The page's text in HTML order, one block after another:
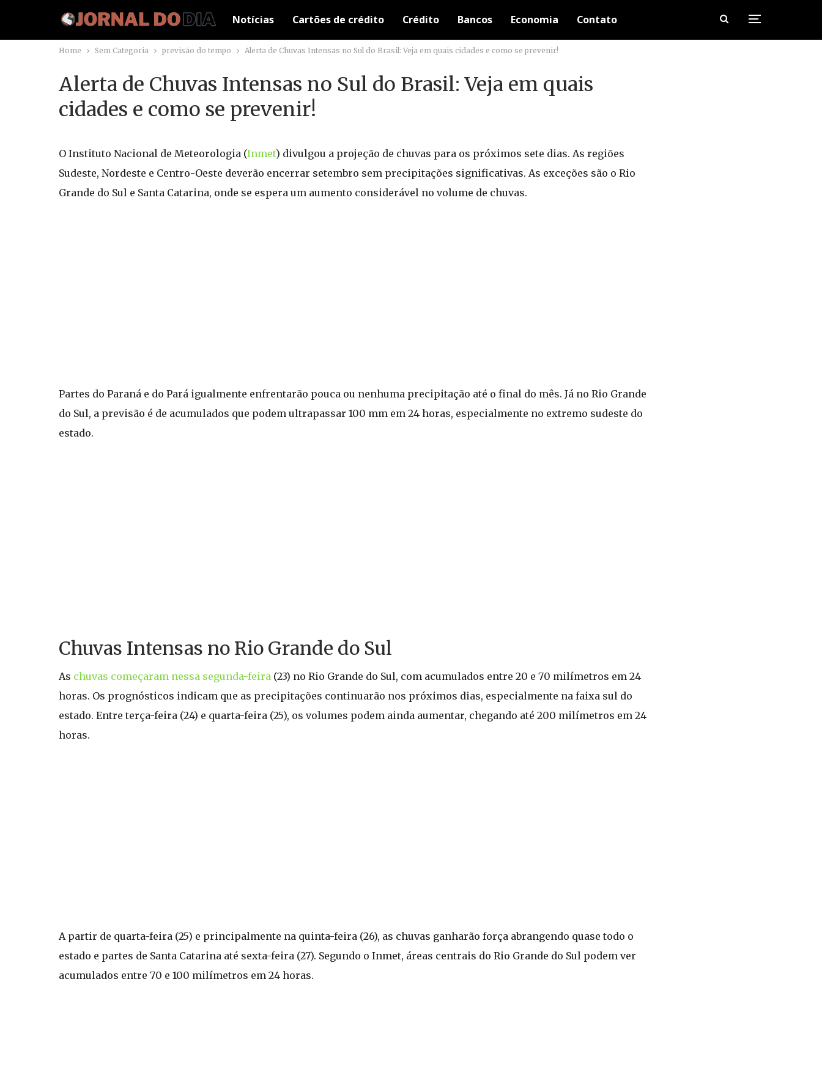
Notícias Cartões de crédito Crédito Bancos Economia Contato
Home Sem Categoria previsão do tempo Alerta de Chuvas Intensas no Sul do Brasil: Veja em quais cidades e como se prevenir!
Alerta de Chuvas Intensas no Sul do Brasil: Veja em quais
cidades e como se prevenir!
O Instituto Nacional de Meteorologia (Inmet) divulgou a projeção de chuvas para os próximos sete dias. As regiões
Sudeste, Nordeste e Centro-Oeste deverão encerrar setembro sem precipitações significativas. As exceções são o Rio
Grande do Sul e Santa Catarina, onde se espera um aumento considerável no volume de chuvas.
Partes do Paraná e do Pará igualmente enfrentarão pouca ou nenhuma precipitação até o final do mês. Já no Rio Grande
do Sul, a previsão é de acumulados que podem ultrapassar 100 mm em 24 horas, especialmente no extremo sudeste do
estado.
Chuvas Intensas no Rio Grande do Sul
As chuvas começaram nessa segunda-feira (23) no Rio Grande do Sul, com acumulados entre 20 e 70 milímetros em 24
horas. Os prognósticos indicam que as precipitações continuarão nos próximos dias, especialmente na faixa sul do
estado. Entre terça-feira (24) e quarta-feira (25), os volumes podem ainda aumentar, chegando até 200 milímetros em 24
horas.
A partir de quarta-feira (25) e principalmente na quinta-feira (26), as chuvas ganharão força abrangendo quase todo o
estado e partes de Santa Catarina até sexta-feira (27). Segundo o Inmet, áreas centrais do Rio Grande do Sul podem ver
acumulados entre 70 e 100 milímetros em 24 horas.